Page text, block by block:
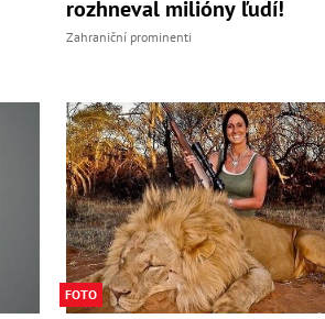
rozhneval milióny ľudí!
Zahraniční prominenti
FOTO